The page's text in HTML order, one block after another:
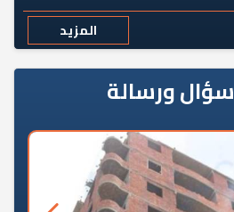
المزيد
سؤال ورسالة